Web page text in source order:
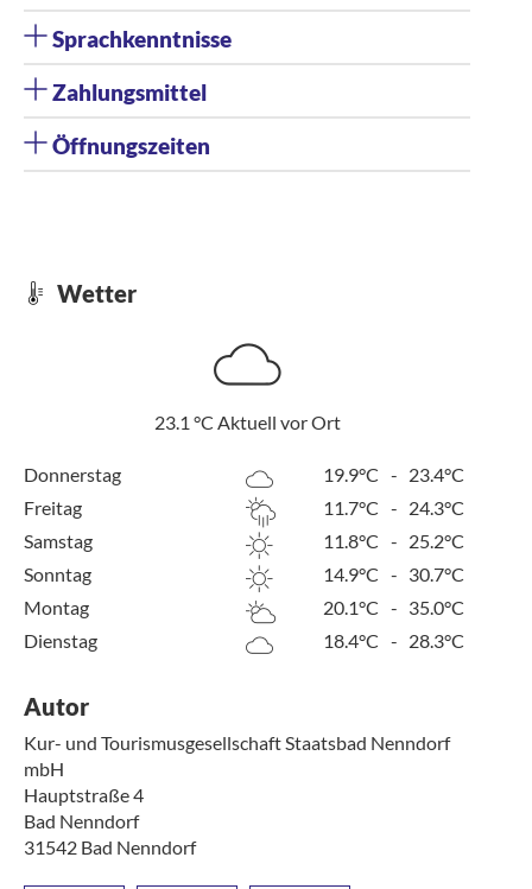
Sprachkenntnisse
Zahlungsmittel
Öffnungszeiten
Wetter
23.1 °C Aktuell vor Ort
Donnerstag 19.9°C - 23.4°C
Freitag
11.7°C - 24.3°C
Samstag
11.8°C - 25.2°C
Sonntag
14.9°C - 30.7°C
Montag
20.1°C - 35.0°C
Dienstag
18.4°C - 28.3°C
Autor
Kur- und Tourismusgesellschaft Staatsbad Nenndorf
mbH
Hauptstraße 4
Bad Nenndorf
31542 Bad Nenndorf